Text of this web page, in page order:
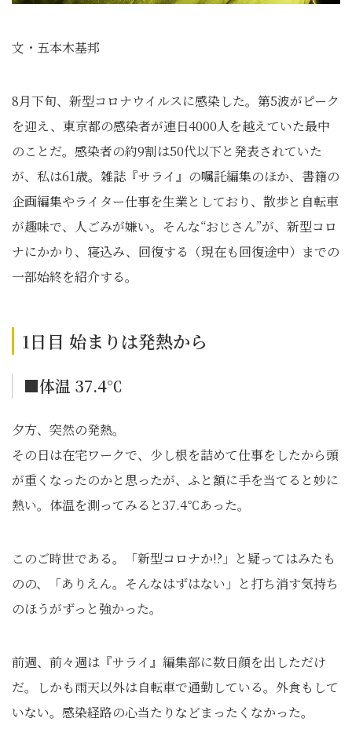
文・五本木基邦
8月下旬、新型コロナウイルスに感染した。第5波がピーク
を迎え、東京都の感染者が連日4000人を越えていた最中
のことだ。感染者の約9割は50代以下と発表されていた
が、私は61歳。雑誌『サライ』の嘱託編集のほか、書籍の
企画編集やライター仕事を生業としており、散歩と自転車
が趣味で、人ごみが嫌い。そんな“おじさん”が、新型コロ
ナにかかり、寝込み、回復する（現在も回復途中）までの
一部始終を紹介する。
1日目 始まりは発熱から
■体温 37.4℃
夕方、突然の発熱。
その日は在宅ワークで、少し根を詰めて仕事をしたから頭
が重くなったのかと思ったが、ふと額に手を当てると妙に
熱い。体温を測ってみると37.4℃あった。
このご時世である。「新型コロナか!?」と疑ってはみたも
のの、「ありえん。そんなはずはない」と打ち消す気持ち
のほうがずっと強かった。
前週、前々週は『サライ』編集部に数日顔を出しただけ
だ。しかも雨天以外は自転車で通勤している。外食もして
いない。感染経路の心当たりなどまったくなかった。